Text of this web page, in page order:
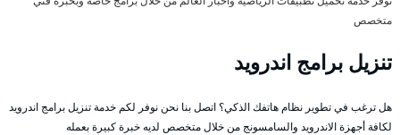
متخصص
تنزيل برامج اندرويد
هل ترغب في تطوير نظام هاتفك الذكي؟ اتصل بنا نحن نوفر لكم خدمة تنزيل برامج اندرويد
لكافة أجهزة الاندرويد والسامسونج من خلال متخصص لديه خبرة كبيرة بعمله